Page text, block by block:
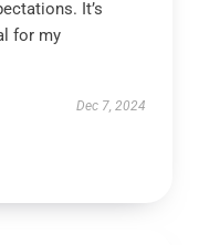
It’s
for my
Dec 7, 2024